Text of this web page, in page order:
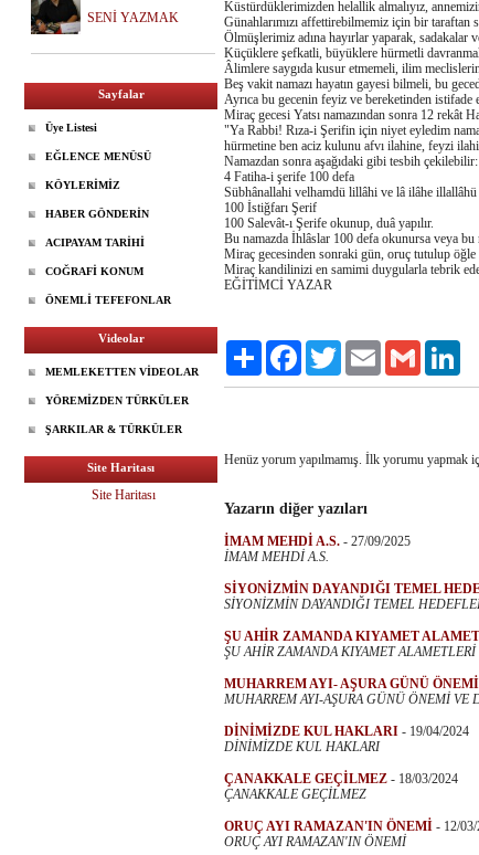
SENİ YAZMAK
Sayfalar
Üye Listesi
EĞLENCE MENÜSÜ
KÖYLERİMİZ
HABER GÖNDERİN
ACIPAYAM TARİHİ
COĞRAFİ KONUM
ÖNEMLİ TEFEFONLAR
Videolar
MEMLEKETTEN VİDEOLAR
YÖREMİZDEN TÜRKÜLER
ŞARKILAR & TÜRKÜLER
Site Haritası
Site Haritası
Küstürdüklerimizden helallik almalıyız,
Günahlarımızı affettirebilmemiz için bir taraftan
Ölmüşlerimiz adına hayırlar yaparak, sadakalar
Küçüklere şefkatli, büyüklere hürmetli
Âlimlere saygıda kusur etmemeli, ilim
Beş vakit namazı hayatın gayesi bilmeli, bu
Ayrıca bu gecenin feyiz ve bereketinden istifade
Miraç gecesi Yatsı namazından sonra 12 rekât
"Ya Rabbi! Rıza-i Şerifin için niyet eyledim
hürmetine ben aciz kulunu afvı ilahine, feyzi
Namazdan sonra aşağıdaki gibi tesbih çekilebilir:
4 Fatiha-i şerife 100 defa
Sübhânallahi velhamdü lillâhi ve lâ ilâhe
100 İstiğfarı Şerif
100 Salevât-ı Şerife okunup, duâ yapılır.
Bu namazda İhlâslar 100 defa okunursa veya
Miraç gecesinden sonraki gün, oruç tutulup
Miraç kandilinizi en samimi duygularla tebrik
EĞİTİMCİ YAZAR
Paylaş FacebookTwitter Email Gmail
Henüz yorum yapılmamış. İlk yorumu yapmak
Yazarın diğer yazıları
İMAM MEHDİ A.S. - 27/09/2025
İMAM MEHDİ A.S.
SİYONİZMİN DAYANDIĞI TEMEL
SİYONİZMİN DAYANDIĞI TEMEL
ŞU AHİR ZAMANDA KIYAMET
ŞU AHİR ZAMANDA KIYAMET ALAMETLERİ
MUHARREM AYI- AŞURA GÜNÜ
MUHARREM AYI-AŞURA GÜNÜ ÖNEMİ VE
DİNİMİZDE KUL HAKLARI - 19/04/2024
DİNİMİZDE KUL HAKLARI
ÇANAKKALE GEÇİLMEZ - 18/03/2024
ÇANAKKALE GEÇİLMEZ
ORUÇ AYI RAMAZAN'IN ÖNEMİ - 12/
ORUÇ AYI RAMAZAN'IN ÖNEMİ